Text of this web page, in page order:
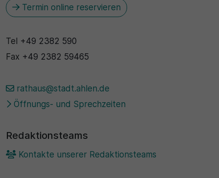
Termin online reservieren
Tel +49 2382 590
Fax +49 2382 59465
rathaus@stadt.ahlen.de
Öffnungs- und Sprechzeiten
Redaktionsteams
Kontakte unserer Redaktionsteams